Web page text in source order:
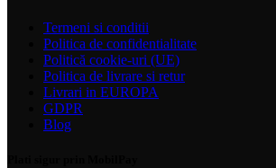
Termeni si conditii
Politica de confidentialitate
Politică cookie-uri (UE)
Politica de livrare si retur
Livrari in EUROPA
GDPR
Blog